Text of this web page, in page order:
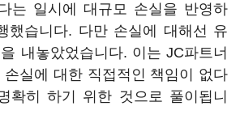
는 일시에 대규모 손실을 반영하
했습니다. 다만 손실에 대해선 유
내놓았었습니다. 이는 JC파트너
실에 대한 직접적인 책임이 없다
확히 하기 위한 것으로 풀이됩니